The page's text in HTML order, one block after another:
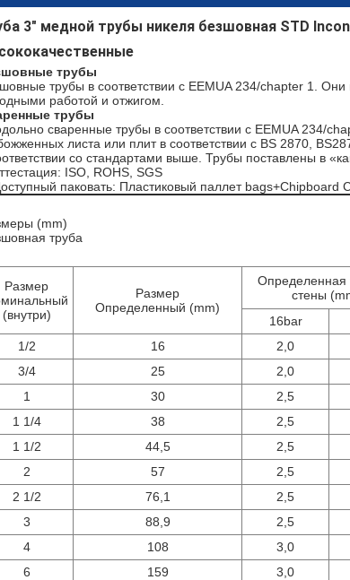
3" медной трубы никеля безшовная STD
трубы
трубы в соответствии с EEMUA 234/chapter 1.
работой и отжигом.
трубы
сваренные трубы в соответствии с EEMUA 234/
листа или плит в соответствии с BS 2870,
со стандартами выше. Трубы поставлены в
ISO, ROHS, SGS
паковать: Пластиковый паллет bags+Chipboard
(mm)
труба
Размер
(внутри)
Размер
Определенный (mm)
Определенная
стены
16bar
1/2
16 2,0
3/4
25 2,0
1
30 2,5
1 1/4
38 2,5
1 1/2
44,5 2,5
2
57 2,5
2 1/2
76,1 2,5
3
88,9 2,5
4
108 3,0
6
159 3,0